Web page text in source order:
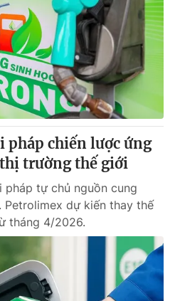
pháp chiến lược ứng
trường thế giới
pháp tự chủ nguồn cung
dự kiến thay thế
tháng 4/2026.